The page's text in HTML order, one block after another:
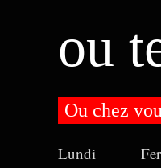
ou
Ou chez
Lundi